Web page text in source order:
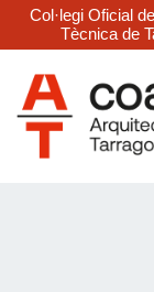
Col·legi Oficial
Tècnica de